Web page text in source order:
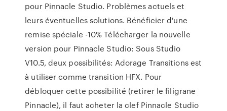
pour Pinnacle Studio. Problèmes actuels et
leurs éventuelles solutions. Bénéficier d'une
remise spéciale -10% Télécharger la nouvelle
version pour Pinnacle Studio: Sous Studio
V10.5, deux possibilités: Adorage Transitions est
à utiliser comme transition HFX. Pour
débloquer cette possibilité (retirer le filigrane
Pinnacle), il faut acheter la clef Pinnacle Studio